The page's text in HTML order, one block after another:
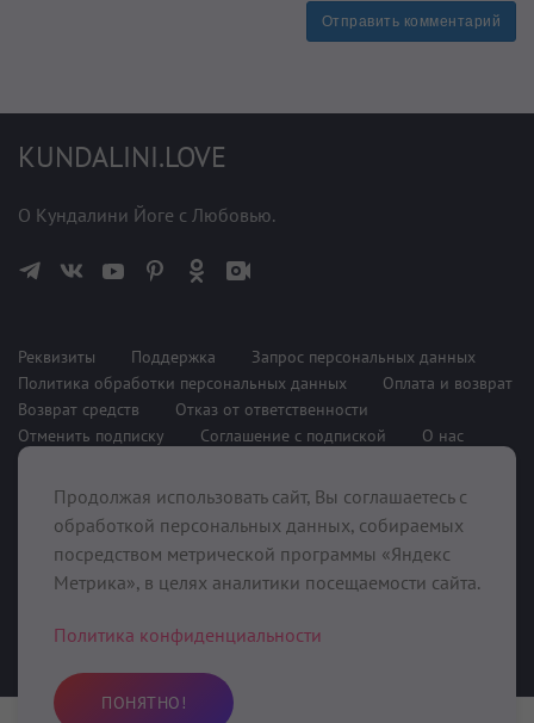
Отправить комментарий
KUNDALINI.LOVE
О Кундалини Йоге с Любовью.
Реквизиты Поддержка
Запрос персональных данных
Политика обработки персональных данных
Оплата и возврат
Возврат средств
Отказ от ответственности
Отменить подписку
Соглашение с подпиской О нас
При поддержке
Продолжая использовать сайт, Вы соглашаетесь с
обработкой персональных данных, собираемых
посредством метрической программы «Яндекс
Метрика», в целях аналитики посещаемости сайта.
Политика конфиденциальности
ПОНЯТНО!